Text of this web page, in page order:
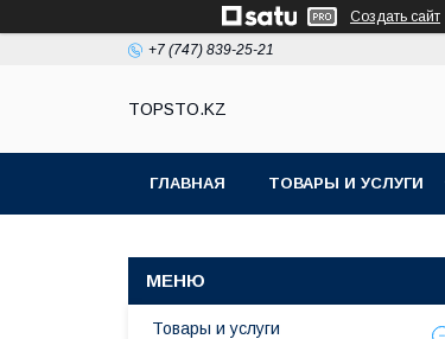
Создать сайт
+7 (747) 839-25-21
TOPSTO.KZ
ГЛАВНАЯ ТОВАРЫ И УСЛУГИ
Товары и услуги